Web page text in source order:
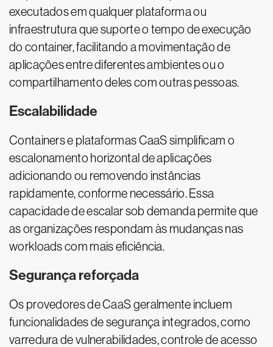
executados em qualquer plataforma ou
infraestrutura que suporte o tempo de execução
do container, facilitando a movimentação de
aplicações entre diferentes ambientes ou o
compartilhamento deles com outras pessoas.
Escalabilidade
Containers e plataformas CaaS simplificam o
escalonamento horizontal de aplicações
adicionando ou removendo instâncias
rapidamente, conforme necessário. Essa
capacidade de escalar sob demanda permite que
as organizações respondam às mudanças nas
workloads com mais eficiência.
Segurança reforçada
Os provedores de CaaS geralmente incluem
funcionalidades de segurança integrados, como
varredura de vulnerabilidades, controle de acesso